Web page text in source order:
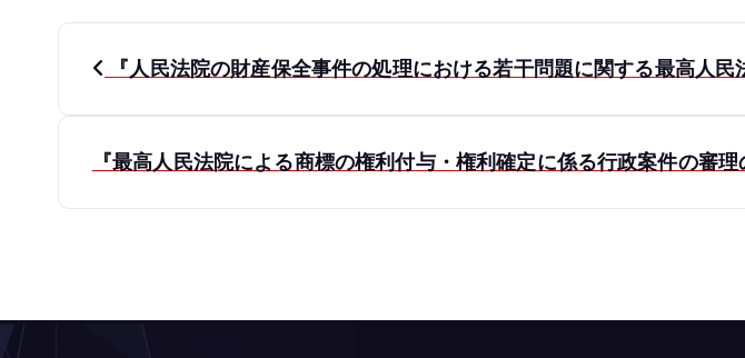
投
ナ
『人民法院の財産保全事件の処理における若干問題に関する最高人民
『最高人民法院による商標の権利付与・権利確定に係る行政案件の審